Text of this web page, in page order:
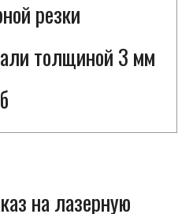
резки
толщиной 3 мм
на лазерную